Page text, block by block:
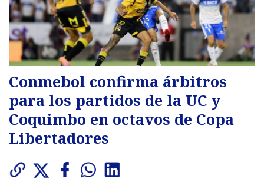
Conmebol confirma árbitros
para los partidos de la UC y
Coquimbo en octavos de Copa
Libertadores